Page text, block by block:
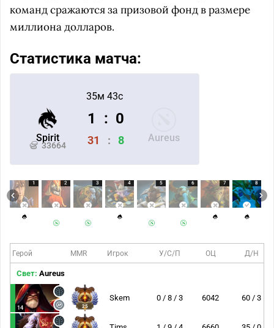
команд сражаются за призовой фонд в размере
миллиона долларов.
Статистика матча:
35м 43с
Spirit
33664
Aureus
1 : 0
31 : 8
1 2 3 4 5 6 7 8
Герой MMR Игрок У/С/П ОЦ Д/Н
Свет: Aureus
14 25
Skem 0 / 8 / 3 6042 60 / 3